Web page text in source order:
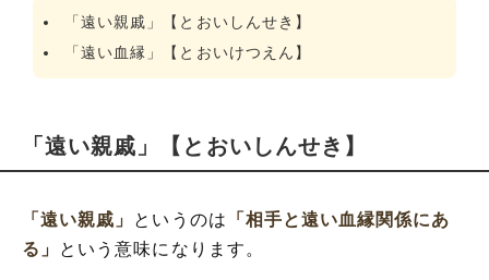
「遠い親戚」【とおいしんせき】
「遠い血縁」【とおいけつえん】
「遠い親戚」【とおいしんせき】
「遠い親戚」 というのは
「相手と遠い血縁関係にあ
る」
という意味になります。